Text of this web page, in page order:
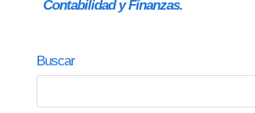
Contabilidad y Finanzas.
Buscar